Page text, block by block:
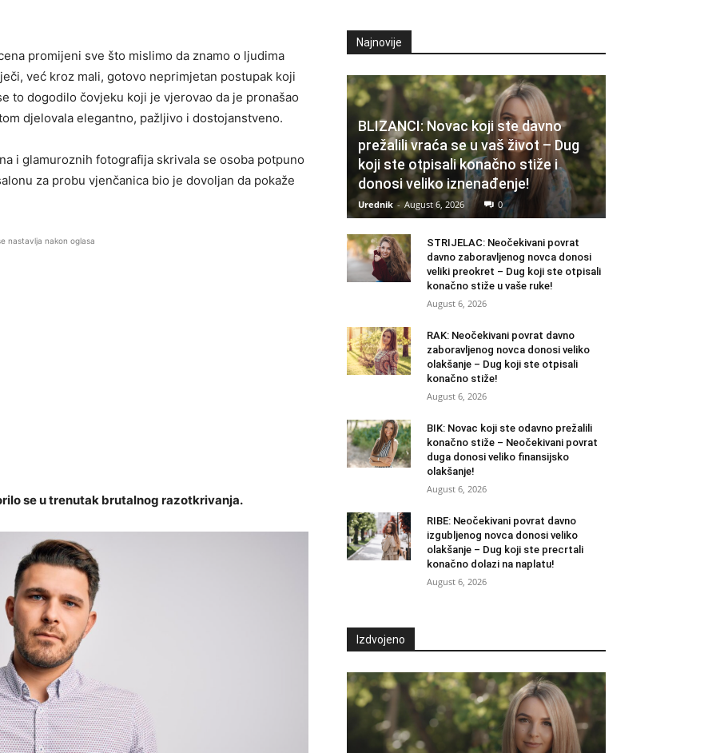
promijeni sve što mislimo da znamo o ljudima
već kroz mali, gotovo neprimjetan postupak koji
to dogodilo čovjeku koji je vjerovao da je pronašao
djelovala elegantno, pažljivo i dostojanstveno.
i glamuroznih fotografija skrivala se osoba potpuno
za probu vjenčanica bio je dovoljan da pokaže
nastavlja nakon oglasa
se u trenutak brutalnog razotkrivanja.
Najnovije
BLIZANCI: Novac koji ste davno
prežalili vraća se u vaš život – Dug
koji ste otpisali konačno stiže i
donosi veliko iznenađenje!
Urednik - August 6, 2026 0
STRIJELAC: Neočekivani povrat
davno zaboravljenog novca donosi
veliki preokret – Dug koji ste otpisali
konačno stiže u vaše ruke!
August 6, 2026
RAK: Neočekivani povrat davno
zaboravljenog novca donosi veliko
olakšanje – Dug koji ste otpisali
konačno stiže!
August 6, 2026
BIK: Novac koji ste odavno prežalili
konačno stiže – Neočekivani povrat
duga donosi veliko finansijsko
olakšanje!
August 6, 2026
RIBE: Neočekivani povrat davno
izgubljenog novca donosi veliko
olakšanje – Dug koji ste precrtali
konačno dolazi na naplatu!
August 6, 2026
Izdvojeno